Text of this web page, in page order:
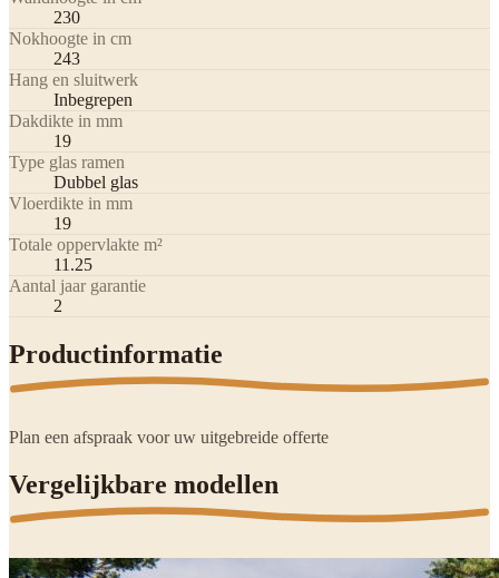
230
Nokhoogte in cm
243
Hang en sluitwerk
Inbegrepen
Dakdikte in mm
19
Type glas ramen
Dubbel glas
Vloerdikte in mm
19
Totale oppervlakte m²
11.25
Aantal jaar garantie
2
Productinformatie
Plan een afspraak voor uw uitgebreide offerte
Vergelijkbare modellen